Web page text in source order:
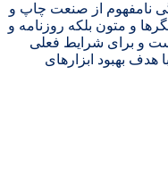
نامفهوم از صنعت چاپ و
و متون بلکه روزنامه و
و برای شرایط فعلی
هدف بهبود ابزارهای